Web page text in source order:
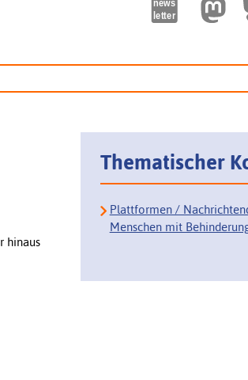
hinaus
Thematischer
Plattformen /
Menschen mit